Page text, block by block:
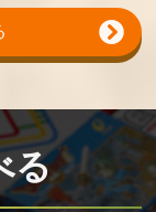
メタルスラッ
170,000
る